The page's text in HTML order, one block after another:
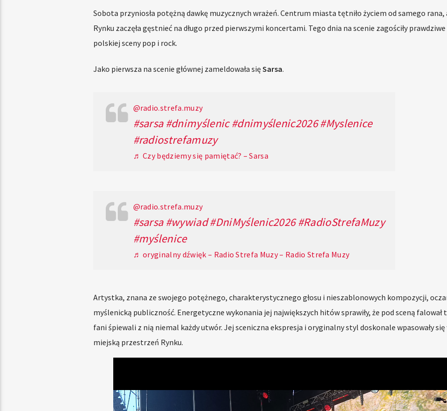
Sobota przyniosła potężną dawkę muzycznych wrażeń. Centrum miasta tętniło życiem od samego rana,
Rynku zaczęła gęstnieć na długo przed pierwszymi koncertami. Tego dnia na scenie zagościły
polskiej sceny pop i rock.
Jako pierwsza na scenie głównej zameldowała sięSarsa.
@radio.strefa.muzy
#sarsa #dnimyślenic #dnimyślenic2026 #Myslenice
#radiostrefamuzy
♬ Czy będziemy się pamiętać? – Sarsa
@radio.strefa.muzy
#sarsa #wywiad #DniMyślenic2026 #RadioStrefaMuzy
#myślenice
♬ oryginalny dźwięk – Radio Strefa Muzy – Radio Strefa Muzy
Artystka, znana ze swojego potężnego, charakterystycznego głosu i nieszablonowych kompozycji,
myślenicką publiczność. Energetyczne wykonania jej największych hitów sprawiły, że pod sceną falował
fani śpiewali z nią niemal każdy utwór. Jej sceniczna ekspresja i oryginalny styl doskonale wpasowały się
miejską przestrzeń Rynku.